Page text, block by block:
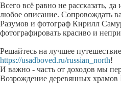
Всего всё равно не рассказать,
любое описание. Сопровождать
Разумов и фотограф Кирилл
фотографировать красиво и
Решайтесь на лучшее
https://usadboved.ru/russian_north!
И важно - часть от доходов мы
Возрождение деревянных храмов